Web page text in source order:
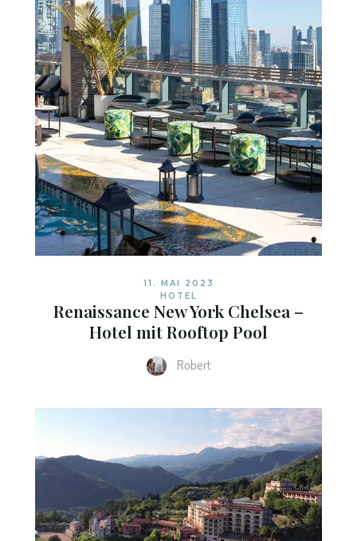
11. MAI 2023
HOTEL
Renaissance New York Chelsea –
Hotel mit Rooftop Pool
Robert